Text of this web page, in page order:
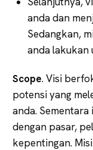
anda dan
Sedangkan,
anda lakukan
Scope. Visi
potensi yang
anda.
dengan pasar,
kepentingan.